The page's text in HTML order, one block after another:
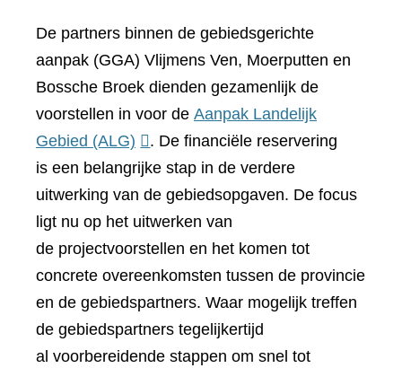
De partners binnen de gebiedsgerichte
aanpak (GGA) Vlijmens Ven, Moerputten en
Bossche Broek dienden gezamenlijk de
voorstellen in voor de Aanpak Landelijk
Gebied (ALG) (verwijst
naar
een
andere
website)
. De financiële reservering
is een belangrijke stap in de verdere
uitwerking van de gebiedsopgaven. De focus
ligt nu op het uitwerken van
de projectvoorstellen en het komen tot
concrete overeenkomsten tussen de provincie
en de gebiedspartners. Waar mogelijk treffen
de gebiedspartners tegelijkertijd
al voorbereidende stappen om snel tot